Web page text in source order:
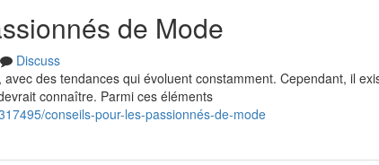
de Mode
Discuss
des tendances qui évoluent constamment. Cependant, il
connaître. Parmi ces éléments
conseils-pour-les-passionnés-de-mode